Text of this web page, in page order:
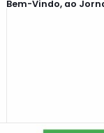
Bem-Vindo, ao